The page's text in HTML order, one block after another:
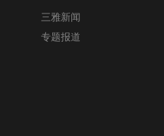
三雅新闻
专题报道